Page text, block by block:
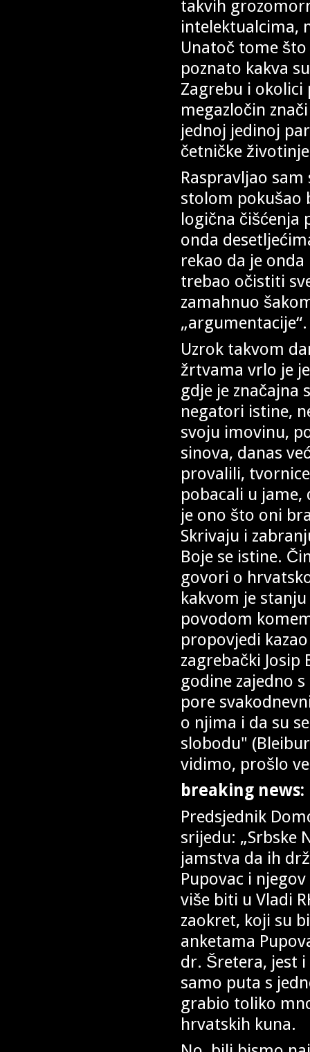
takvih
intelektualcima,
Unatoč tome
poznato kakva
Zagrebu i
megazločin
jednoj jedinoj
četničke
Raspravljao
stolom pokušao
logična čišćenja
onda
rekao da je
trebao očistiti
zamahnuo
„argumentacije“.
Uzrok takvom
žrtvama vrlo je
gdje je značajna
negatori istine,
svoju imovinu,
sinova, danas
provalili,
pobacali u
je ono što oni
Skrivaju i
Boje se istine.
govori o
kakvom je
povodom
propovjedi
zagrebački Josip
godine zajedno
pore
o njima i da su
slobodu"
vidimo, prošlo
breaking news:
Predsjednik
srijedu: „Srbske
jamstva da ih
Pupovac i
više biti u Vladi
zaokret, koji su
anketama
dr. Šretera, jest
samo puta s
grabio toliko
hrvatskih kuna.